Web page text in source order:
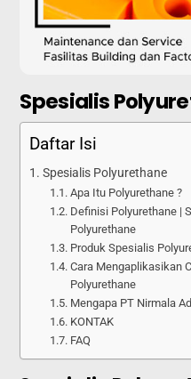
Spesialis
Daftar Isi
Spesialis Polyurethane
Apa Itu Polyurethane ?
Definisi Polyurethane |
Polyurethane
Produk Spesialis
Cara Mengaplikasikan
Polyurethane
Mengapa PT Nirmala
KONTAK
FAQ